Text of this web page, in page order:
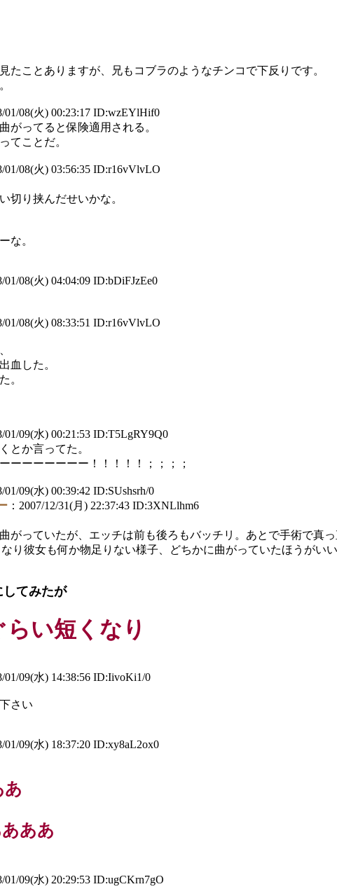
たことありますが、兄もコブラのようなチンコで下反りです。
01/08(火) 00:23:17 ID:wzEYlHif0
がってると保険適用される。
てことだ。
01/08(火) 03:56:35 ID:r16vVlvLO
切り挟んだせいかな。
な。
01/08(火) 04:04:09 ID:bDiFJzEe0
01/08(火) 08:33:51 ID:r16vVlvLO
血した。
。
01/09(水) 00:21:53 ID:T5LgRY9Q0
とか言ってた。
ーーーーーーー！！！！！；；；；
01/09(水) 00:39:42 ID:SUshsrh/0
：2007/12/31(月) 22:37:43 ID:3XNLlhm6
がっていたが、エッチは前も後ろもバッチリ。あとで手術で真
り彼女も何か物足りない様子、どちかに曲がっていたほうがいい
してみたが
い短くなり
01/09(水) 14:38:56 ID:IivoKi1/0
さい
01/09(水) 18:37:20 ID:xy8aL2ox0
あ
ああ
01/09(水) 20:29:53 ID:ugCKrn7gO